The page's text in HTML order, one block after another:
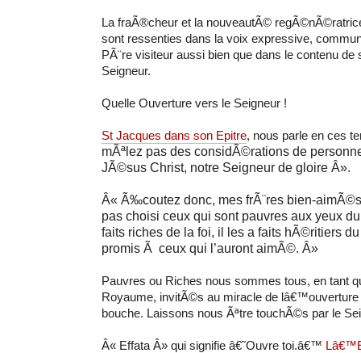
La fraÃ®cheur et la nouveautÃ©
sont ressenties dans la voix expressive,
PÃ¨re visiteur aussi bien que dans le contenu
Seigneur.
Quelle Ouverture vers le Seigneur !
St Jacques dans son Epitre, nous parle en ces
mÃªlez pas des considÃ©rations de
JÃ©sus Christ, notre Seigneur de gloire Â».
Â« Ã‰coutez donc, mes frÃ¨res bien-
pas choisi ceux qui sont pauvres aux yeux
faits riches de la foi, il les a faits hÃ©ritiers
promis Ã ceux qui l’auront aimÃ©. Â»
Pauvres ou Riches nous sommes tous, en tant
Royaume, invitÃ©s au miracle de lâ€™ouverture
bouche. Laissons nous Ãªtre touchÃ©s par le
Â« Effata Â» qui signifie â€˜Ouvre toi.â€™